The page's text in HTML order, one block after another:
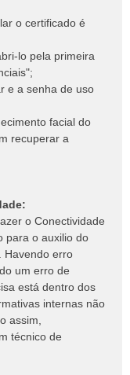
o certificado é
lo pela primeira
e a senha de uso
facial do
recuperar a
o Conectividade
para o auxilio do
Havendo erro
um erro de
está dentro dos
internas não
assim,
técnico de